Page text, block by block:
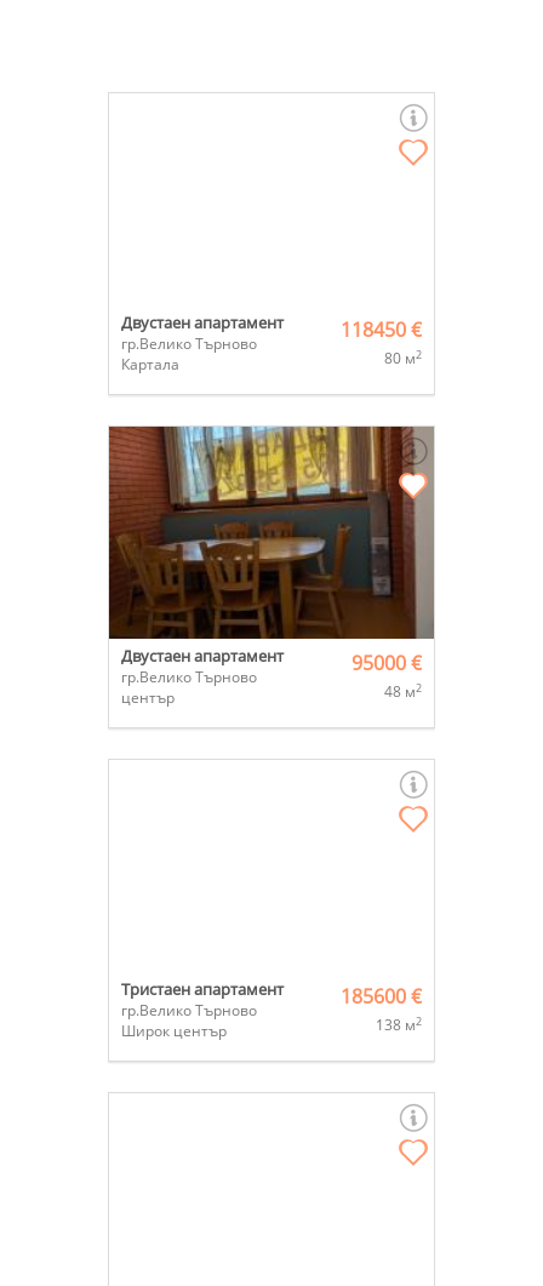
Двустаен апартамент
гр.Велико Търново
Картала
118450 €
80 м2
Двустаен апартамент
гр.Велико Търново
център
95000 €
48 м2
Тристаен апартамент
гр.Велико Търново
Широк център
185600 €
138 м2